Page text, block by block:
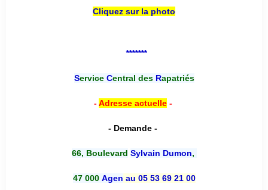
Cliquez sur la photo
*******
Service Central desRapatriés
-Adresse actuelle-
- Demande -
66, Boulevard Sylvain Dumon,
47 000 Agen au 05 53 69 21 00